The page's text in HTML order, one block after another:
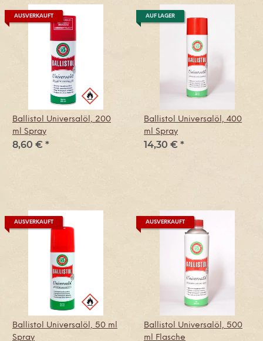
AUSVERKAUFT
Ballistol Universalöl, 200
ml Spray
8,60 € *
AUF LAGER
Ballistol Universalöl, 400
ml Spray
14,30 € *
AUSVERKAUFT
Ballistol Universalöl, 50 ml
Spray
AUSVERKAUFT
Ballistol Universalöl, 500
ml Flasche